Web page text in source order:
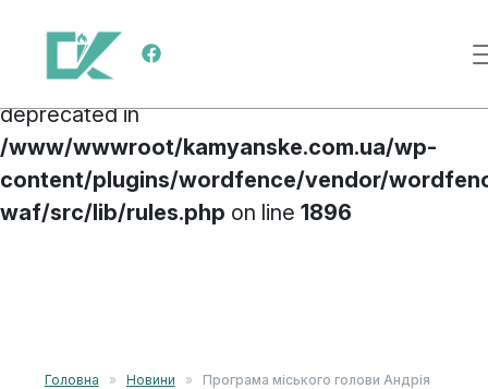
Deprecated
: preg_replace(): Passing null to
parameter #3 ($subject) of type array|string is
deprecated in
/www/wwwroot/kamyanske.com.ua/wp-
content/plugins/wordfence/vendor/
waf/src/lib/rules.php on line 1896
Main Navigation
Головна » Новини »
Програма міського голови Андрія